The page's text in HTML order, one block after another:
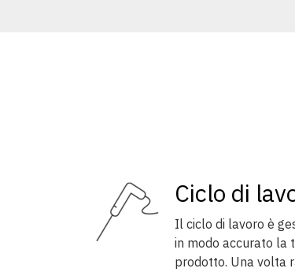
Ciclo di
Il ciclo di lavoro è
in modo accurato la
prodotto. Una volta